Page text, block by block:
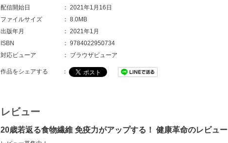
配信開始日
： 2021年1月16日
ファイルサイズ
： 8.0MB
出版年月
： 2021年1月
ISBN
： 9784022950734
対応ビューア
： ブラウザビューア
作品をシェアする ：
レビュー
20歳若返る食物繊維 免疫力がアップする！ 健康革命のレビュー